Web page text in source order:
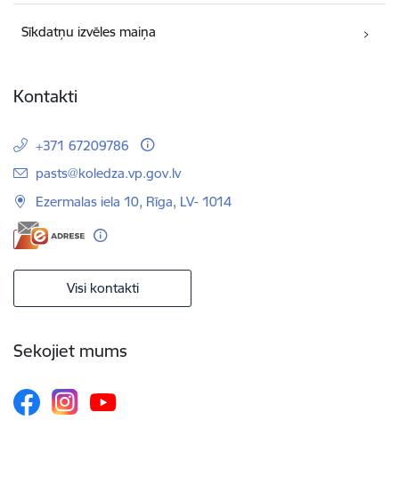
Sīkdatņu izvēles maiņa
Kontakti
+371 67209786
E-pasts:
pasts@koledza.vp.gov.lv
Ezermalas iela 10, Rīga, LV- 1014
Visi kontakti
Sekojiet mums